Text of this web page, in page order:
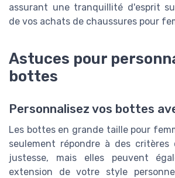
assurant une tranquillité d'esprit
de vos achats de chaussures pour
Astuces pour
bottes
Personnalisez vos bottes
Les bottes en grande taille pour
seulement répondre à des
justesse, mais elles peuvent
extension de votre style